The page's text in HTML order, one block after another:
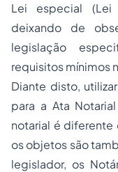
Lei especial (Lei
deixando de
legislação
requisitos mínimos
Diante disto,
para a Ata
notarial é diferente
os objetos são
legislador, os